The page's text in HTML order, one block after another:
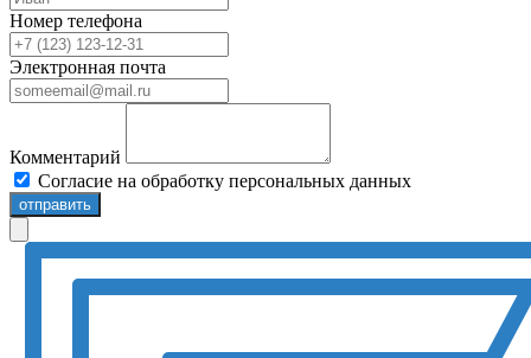
Номер телефона
Электронная почта
Комментарий
Согласие на обработку персональных данных
отправить